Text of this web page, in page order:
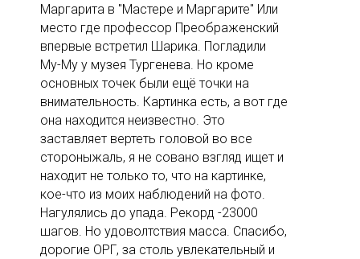
Маргарита в "Мастере и Маргарите" Или
место где профессор Преображенский
впервые встретил Шарика. Погладили
Му-Му у музея Тургенева. Но кроме
основных точек были ещё точки на
внимательность. Картинка есть, а вот где
она находится неизвестно. Это
заставляет вертеть головой во все
стороныжаль, я не совано взгляд ищет и
находит не только то, что на картинке,
кое-что из моих наблюдений на фото.
Нагулялись до упада. Рекорд -23000
шагов. Но удоволтствия масса. Спасибо,
дорогие ОРГ, за столь увлекательный и